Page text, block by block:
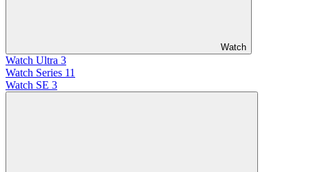
Watch
Watch Ultra 3
Watch Series 11
Watch SE 3